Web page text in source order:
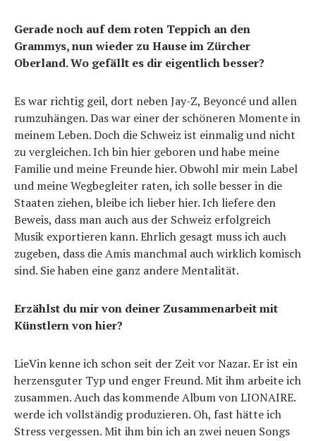
Gerade noch auf dem roten Teppich an den
Grammys, nun wieder zu Hause im Zürcher
Oberland. Wo gefällt es dir eigentlich besser?
Es war richtig geil, dort neben Jay-Z, Beyoncé und allen
rumzuhängen. Das war einer der schöneren Momente in
meinem Leben. Doch die Schweiz ist einmalig und nicht
zu vergleichen. Ich bin hier geboren und habe meine
Familie und meine Freunde hier. Obwohl mir mein Label
und meine Wegbegleiter raten, ich solle besser in die
Staaten ziehen, bleibe ich lieber hier. Ich liefere den
Beweis, dass man auch aus der Schweiz erfolgreich
Musik exportieren kann. Ehrlich gesagt muss ich auch
zugeben, dass die Amis manchmal auch wirklich komisch
sind. Sie haben eine ganz andere Mentalität.
Erzählst du mir von deiner Zusammenarbeit mit
Künstlern von hier?
LieVin kenne ich schon seit der Zeit vor Nazar. Er ist ein
herzensguter Typ und enger Freund. Mit ihm arbeite ich
zusammen. Auch das kommende Album von LIONAIRE.
werde ich vollständig produzieren. Oh, fast hätte ich
Stress vergessen. Mit ihm bin ich an zwei neuen Songs